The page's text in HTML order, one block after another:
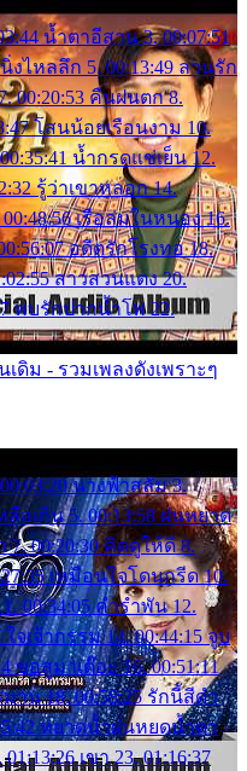
น้ำตาอีสาน 3. 00:07:51
งไหลลึก 5. 00:13:49 ลานรัก
00:20:53 คืนฝนตก 8.
โสนน้อยเรือนงาม 10.
น้ำกรดแช่เย็น 12.
รู้ว่าเขาหลอก 14.
เรือล่มในหนอง 16.
อดีตรักโรงทอ 18.
สาวสวนแตง 20.
พบรักปากน้ำโพ 22.
ม - รวมเพลงดังเพราะๆ
นางฟ้าสลัม 3.
ลือเกิน 5. 00:13:58 ฝนหยาด
7. 00:20:30 คิดดูให้ดี 8.
เหมือนใจโดนกรีด 10.
00:34:05 คำรำพัน 12.
จเจ้ากรรม 14. 00:44:15 จูบ
ขอสูมาเต๊อะ 16. 00:51:11
าน 18. 00:58:25 รักนี้สีดำ
หยาดน้ำฝนหยดน้ำตา
เขา 23. 01:16:37